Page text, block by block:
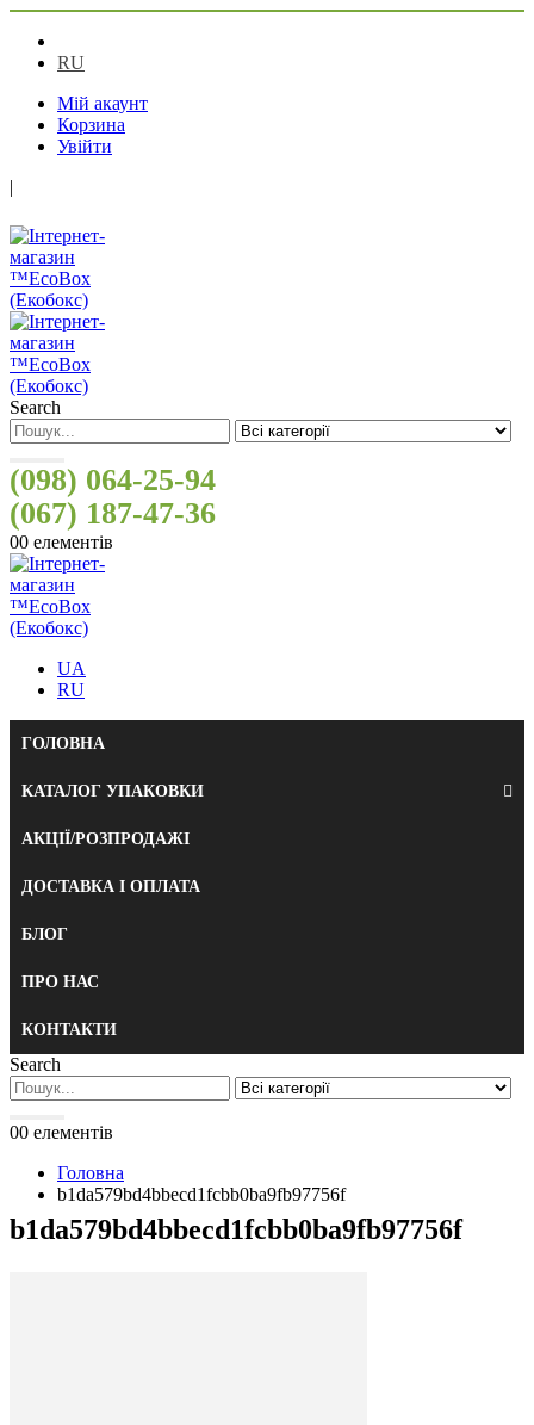
RU
Мій акаунт
Корзина
Увійти
|
Search
(098) 064-25-94
(067) 187-47-36
00 елементів
UA
RU
ГОЛОВНА
КАТАЛОГ УПАКОВКИ
АКЦІЇ/РОЗПРОДАЖІ
ДОСТАВКА І ОПЛАТА
БЛОГ
ПРО НАС
КОНТАКТИ
Search
00 елементів
Головна
b1da579bd4bbecd1fcbb0ba9fb97756f
b1da579bd4bbecd1fcbb0ba9fb97756f